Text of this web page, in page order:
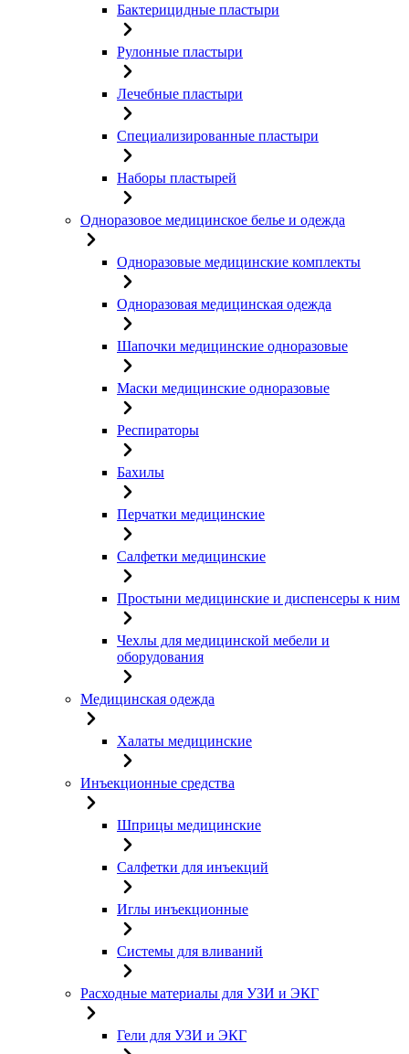
Бактерицидные пластыри
Рулонные пластыри
Лечебные пластыри
Специализированные пластыри
Наборы пластырей
Одноразовое медицинское белье и одежда
Одноразовые медицинские комплекты
Одноразовая медицинская одежда
Шапочки медицинские одноразовые
Маски медицинские одноразовые
Респираторы
Бахилы
Перчатки медицинские
Салфетки медицинские
Простыни медицинские и диспенсеры к ним
Чехлы для медицинской мебели и
оборудования
Медицинская одежда
Халаты медицинские
Инъекционные средства
Шприцы медицинские
Салфетки для инъекций
Иглы инъекционные
Системы для вливаний
Расходные материалы для УЗИ и ЭКГ
Гели для УЗИ и ЭКГ